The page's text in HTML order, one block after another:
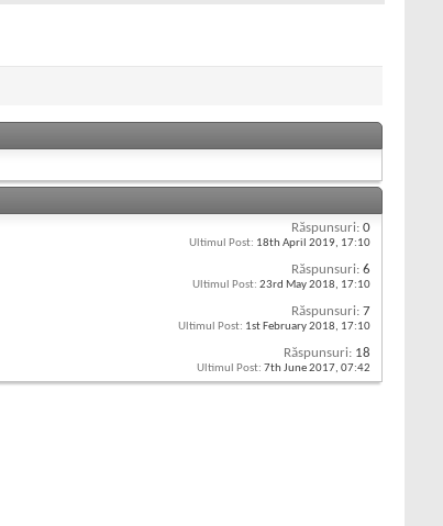
Răspunsuri: 0
Ultimul Post: 18th April 2019, 17:10
Răspunsuri: 6
Ultimul Post: 23rd May 2018, 17:10
Răspunsuri: 7
Ultimul Post: 1st February 2018, 17:10
Răspunsuri: 18
Ultimul Post: 7th June 2017, 07:42